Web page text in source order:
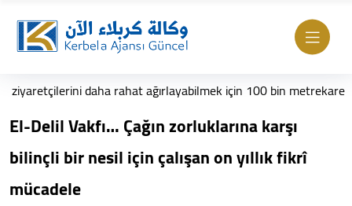
daha rahat ağırlayabilmek için 100 bin metrekarelik ek
El-Delil Vakfı… Çağın zorluklarına karşı
bilinçli bir nesil için çalışan on yıllık fikrî
mücadele